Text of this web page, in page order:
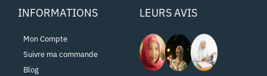
INFORMATIONS
Mon Compte
Suivre ma commande
Blog
LEURS AVIS